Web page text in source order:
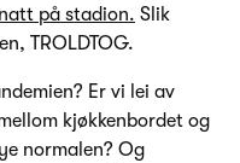
natt på stadion. Slik
TROLDTOG.
Er vi lei av
kjøkkenbordet og
normalen? Og